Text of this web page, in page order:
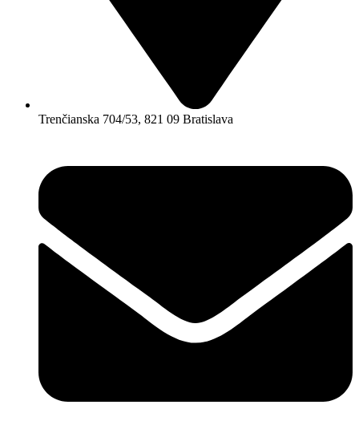
Trenčianska 704/53, 821 09 Bratislava